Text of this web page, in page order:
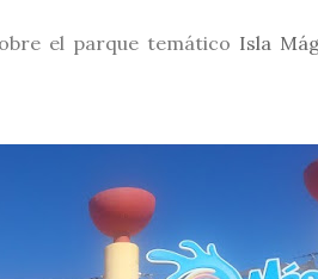
el parque temático Isla